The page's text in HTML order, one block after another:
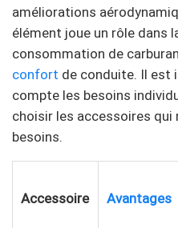
améliorations
élément joue un rôle dans
consommation de
confort de conduite. Il est
compte les besoins
choisir les accessoires qui
besoins.
Accessoire Avantages